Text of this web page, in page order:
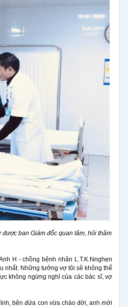
ban Giám đốc quan tâm, hỏi thăm
H - chồng bệnh nhân L.T.K.Nnghẹn
nhất. Những tưởng vợ tôi sẽ không thể
không ngừng nghỉ của các bác sĩ, vợ
bên đứa con vừa chào đời, anh mới